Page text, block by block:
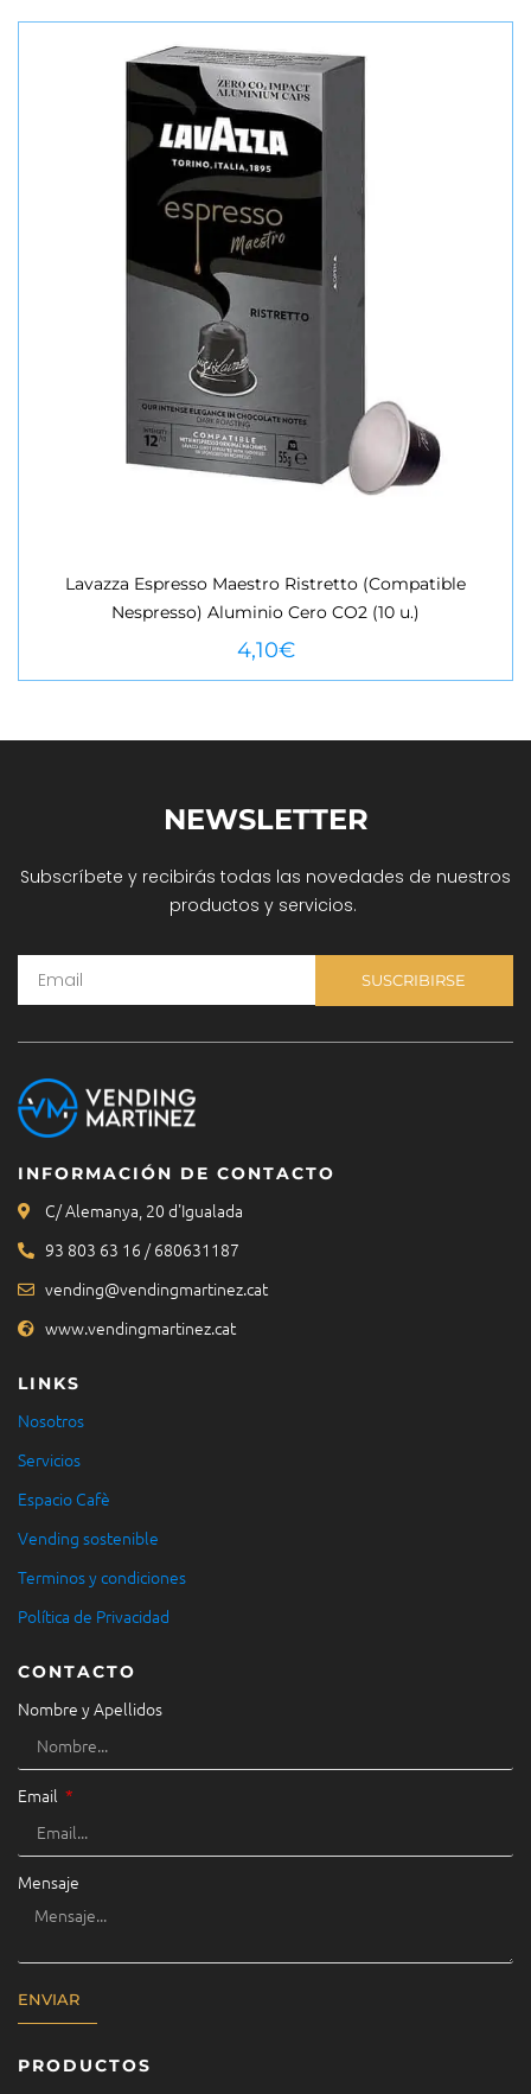
VEURE MÉS
Lavazza Espresso Maestro Ristretto (Compatible
Nespresso) Aluminio Cero CO2 (10 u.)
4,10€
NEWSLETTER
Subscríbete y recibirás todas las novedades de nuestros
productos y servicios.
SUSCRIBIRSE
INFORMACIÓN DE CONTACTO
C/ Alemanya, 20 d'Igualada
93 803 63 16 / 680631187
vending@vendingmartinez.cat
www.vendingmartinez.cat
LINKS
Nosotros
Servicios
Espacio Cafè
Vending sostenible
Terminos y condiciones
Política de Privacidad
CONTACTO
Nombre y Apellidos
Email
Mensaje
ENVIAR
PRODUCTOS